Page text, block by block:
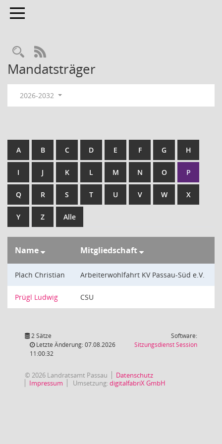
Toggle navigation
RSS-Feed
Mandatsträger
2026-2032
A B C D E F G H
I J K L M N O P
Q R S T U V W X
Y Z Alle
Name Mitgliedschaft
Plach Christian Arbeiterwohlfahrt KV Passau-Süd e.V.
Prügl Ludwig CSU
2 Sätze
Letzte Änderung: 07.08.2026
11:00:32
Software:
SitzungsdienstSession(Wird in
© 2026 Landratsamt Passau
Datenschutz
Impressum
Umsetzung:digitalfabriX GmbH